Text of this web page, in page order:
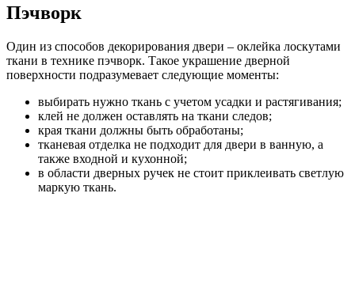
Пэчворк
Один из способов декорирования двери – оклейка лоскутами
ткани в технике пэчворк. Такое украшение дверной
поверхности подразумевает следующие моменты:
выбирать нужно ткань с учетом усадки и растягивания;
клей не должен оставлять на ткани следов;
края ткани должны быть обработаны;
тканевая отделка не подходит для двери в ванную, а
также входной и кухонной;
в области дверных ручек не стоит приклеивать светлую
маркую ткань.